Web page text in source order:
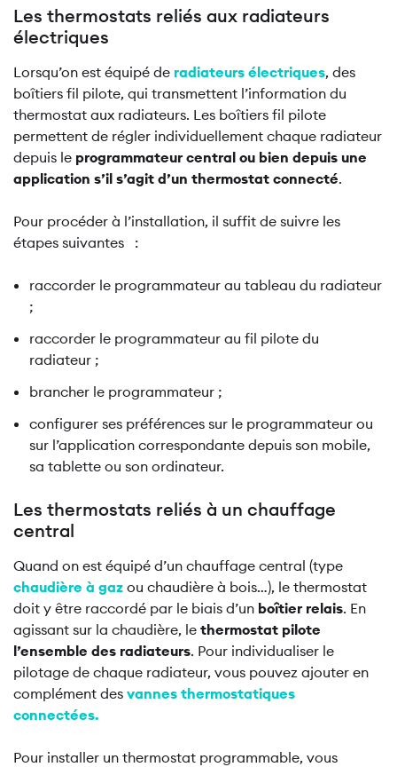
Les thermostats reliés aux radiateurs
électriques
Lorsqu’on est équipé de radiateurs électriques, des
boîtiers fil pilote, qui transmettent l’information du
thermostat aux radiateurs. Les boîtiers fil pilote
permettent de régler individuellement chaque radiateur
depuis le programmateur central ou bien depuis une
application s’il s’agit d’un thermostat connecté.
Pour procéder à l’installation, il suffit de suivre les
étapes suivantes :
raccorder le programmateur au tableau du radiateur
;
raccorder le programmateur au fil pilote du
radiateur ;
brancher le programmateur ;
configurer ses préférences sur le programmateur ou
sur l’application correspondante depuis son mobile,
sa tablette ou son ordinateur.
Les thermostats reliés à un chauffage
central
Quand on est équipé d’un chauffage central (type
chaudière à gaz ou chaudière à bois…), le thermostat
doit y être raccordé par le biais d’un boîtier relais. En
agissant sur la chaudière, le thermostat pilote
l’ensemble des radiateurs. Pour individualiser le
pilotage de chaque radiateur, vous pouvez ajouter en
complément des vannes thermostatiques
connectées.
Pour installer un thermostat programmable, vous